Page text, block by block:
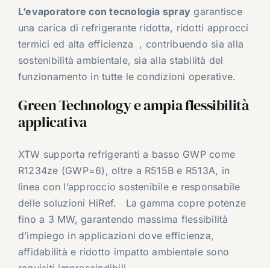
L’evaporatore con tecnologia spray garantisce
una carica di refrigerante ridotta, ridotti approcci
termici ed alta efficienza , contribuendo sia alla
sostenibilità ambientale, sia alla stabilità del
funzionamento in tutte le condizioni operative.
Green Technology e ampia flessibilità
applicativa
XTW supporta refrigeranti a basso GWP come
R1234ze (GWP=6), oltre a R515B e R513A, in
linea con l’approccio sostenibile e responsabile
delle soluzioni HiRef. La gamma copre potenze
fino a 3 MW, garantendo massima flessibilità
d’impiego in applicazioni dove efficienza,
affidabilità e ridotto impatto ambientale sono